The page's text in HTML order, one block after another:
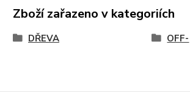
Zboží zařazeno v kategoriích
DŘEVA OFF-